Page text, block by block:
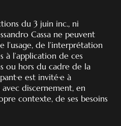
du 3 juin inc., ni
Cassa ne peuvent
l’usage, de l’interprétation
à l’application de ces
ou hors du cadre de la
est invité·e à
avec discernement, en
contexte, de ses besoins